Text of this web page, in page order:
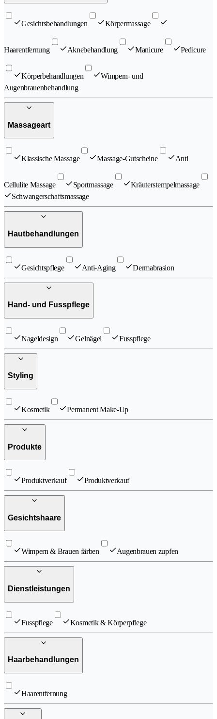
Gesichtsbehandlungen Körpermassage
Haarentfernung Aknebehandlung Manicure Pedicure
Körperbehandlungen
Wimpern- und
Augenbrauenbehandlung
Massageart
Klassische Massage Massage-Gutscheine Anti
Cellulite Massage Sportmassage
Kräuterstempelmassage
Schwangerschaftsmassage
Hautbehandlungen
Gesichtspflege Anti-Aging Dermabrasion
Hand- und Fusspflege
Nageldesign Gelnägel Fusspflege
Styling
Kosmetik Permanent Make-Up
Produkte
Produktverkauf Produktverkauf
Gesichtshaare
Wimpern & Brauen färben Augenbrauen zupfen
Dienstleistungen
Fusspflege Kosmetik & Körperpflege
Haarbehandlungen
Haarentfernung